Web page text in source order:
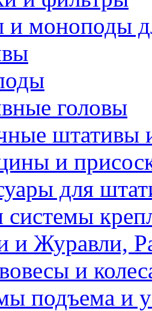
моноподы
головы
штативы
и
для
системы
и Журавли,
и
подъема и